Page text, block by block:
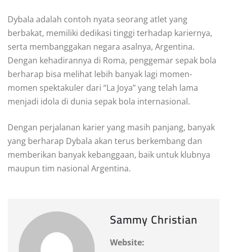
Dybala adalah contoh nyata seorang atlet yang
berbakat, memiliki dedikasi tinggi terhadap kariernya,
serta membanggakan negara asalnya, Argentina.
Dengan kehadirannya di Roma, penggemar sepak bola
berharap bisa melihat lebih banyak lagi momen-
momen spektakuler dari “La Joya” yang telah lama
menjadi idola di dunia sepak bola internasional.
Dengan perjalanan karier yang masih panjang, banyak
yang berharap Dybala akan terus berkembang dan
memberikan banyak kebanggaan, baik untuk klubnya
maupun tim nasional Argentina.
Sammy Christian
Website: